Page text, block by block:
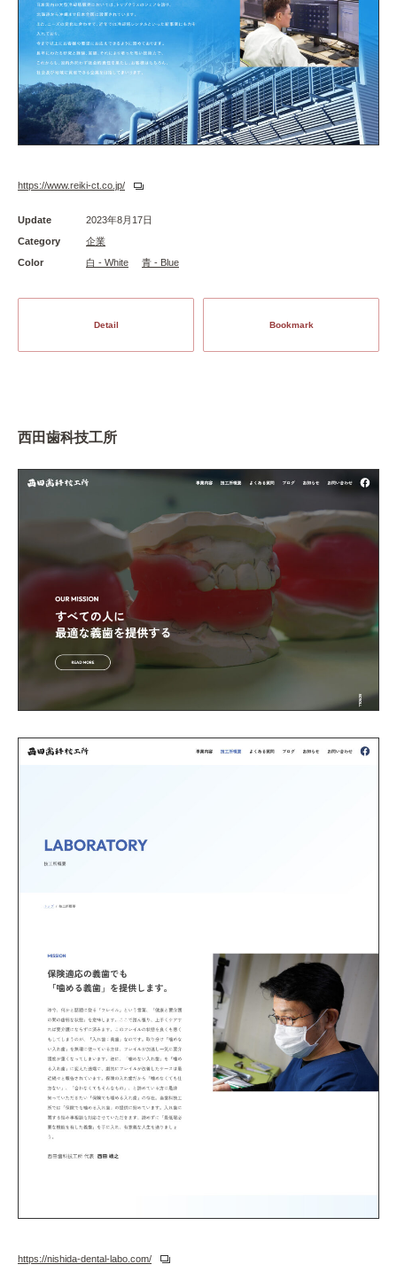
https://www.reiki-ct.co.jp/
Update
2023年8月17日
Category
企業
Color
白 - White 青 - Blue
Detail Bookmark
西田歯科技工所
https://nishida-dental-labo.com/